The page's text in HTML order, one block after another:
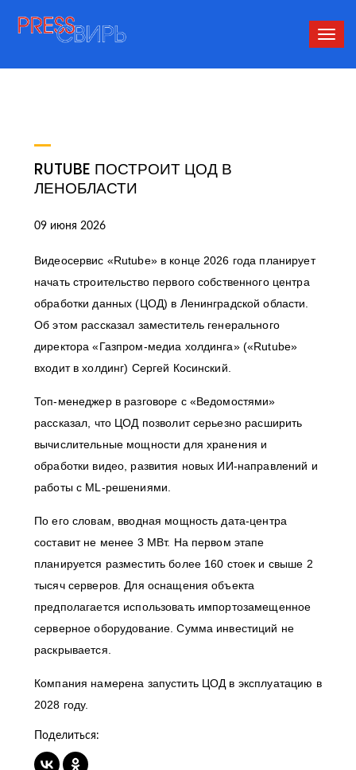
RUTUBE ПОСТРОИТ ЦОД В
ЛЕНОБЛАСТИ
09 июня 2026
Видеосервис «Rutube» в конце 2026 года планирует
начать строительство первого собственного центра
обработки данных (ЦОД) в Ленинградской области.
Об этом рассказал заместитель генерального
директора «Газпром-медиа холдинга» («Rutube»
входит в холдинг) Сергей Косинский.
Топ-менеджер в разговоре с «Ведомостями»
рассказал, что ЦОД позволит серьезно расширить
вычислительные мощности для хранения и
обработки видео, развития новых ИИ-направлений и
работы с ML-решениями.
По его словам, вводная мощность дата-центра
составит не менее 3 МВт. На первом этапе
планируется разместить более 160 стоек и свыше 2
тысяч серверов. Для оснащения объекта
предполагается использовать импортозамещенное
серверное оборудование. Сумма инвестиций не
раскрывается.
Компания намерена запустить ЦОД в эксплуатацию в
2028 году.
Поделиться: